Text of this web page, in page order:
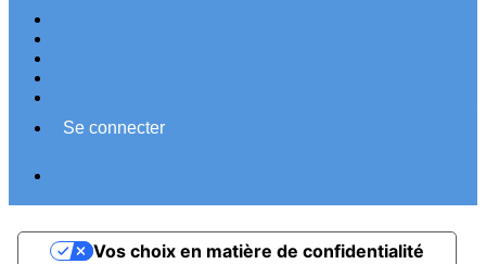
Se connecter
Vos choix en matière de confidentialité